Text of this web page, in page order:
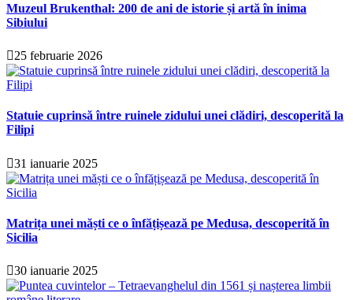
Muzeul Brukenthal: 200 de ani de istorie și artă în inima
Sibiului
25 februarie 2026
Statuie cuprinsă între ruinele zidului unei clădiri, descoperită la
Filipi
31 ianuarie 2025
Matrița unei măști ce o înfățișează pe Medusa, descoperită în
Sicilia
30 ianuarie 2025